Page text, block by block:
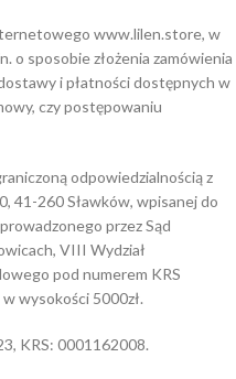
www.lilen.store, w
o sposobie złożenia zamówienia
i płatności dostępnych w
czy postępowaniu
odpowiedzialnością z
41-260 Sławków, wpisanej do
przez Sąd
VIII Wydział
pod numerem KRS
wysokości 5000zł.
KRS: 0001162008.